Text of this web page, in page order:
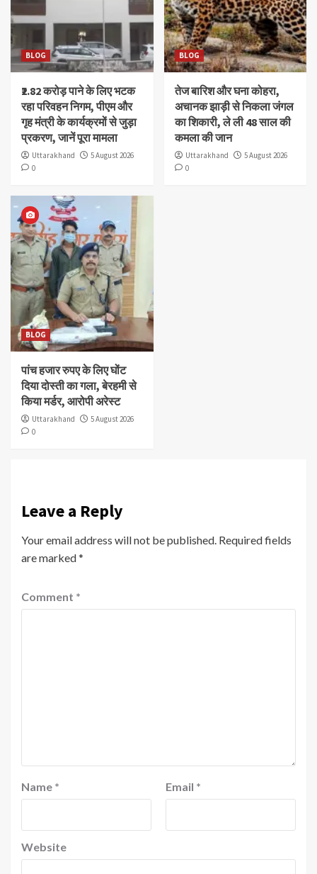
BLOG
₹2.82 करोड़ पाने के लिए भटक
रहा परिवहन निगम, पीएम और
गृह मंत्री के कार्यक्रमों से जुड़ा
प्रकरण, जानें पूरा मामला
Uttarakhand
5 August 2026
0
BLOG
तेज बारिश और घना कोहरा,
अचानक झाड़ी से निकला जंगल
का शिकारी, ले ली 48 साल की
कमला की जान
Uttarakhand
5 August 2026
0
BLOG
पांच हजार रुपए के लिए घोंट
दिया दोस्ती का गला, बेरहमी से
किया मर्डर, आरोपी अरेस्ट
Uttarakhand
5 August 2026
0
Leave a Reply
Your email address will not be published. Required fields
are marked*
Comment *
Name * Email *
Website